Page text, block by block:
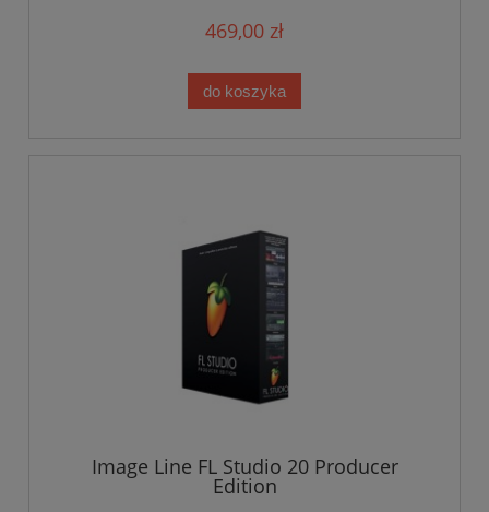
469,00 zł
do koszyka
Image Line FL Studio 20 Producer
Edition